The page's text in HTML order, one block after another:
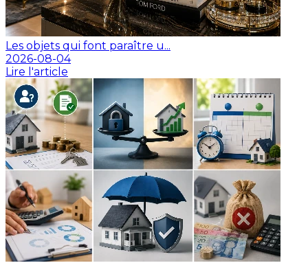
Les objets qui font paraître u...
2026-08-04
Lire l'article